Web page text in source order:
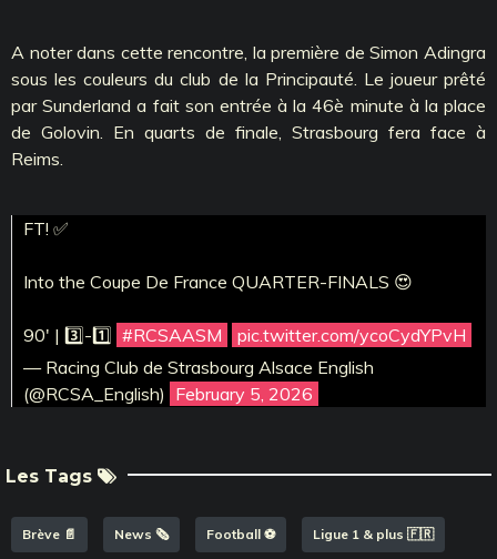
A noter dans cette rencontre, la première de Simon Adingra
sous les couleurs du club de la Principauté. Le joueur prêté
par Sunderland a fait son entrée à la 46è minute à la place
de Golovin. En quarts de finale, Strasbourg fera face à
Reims.
FT! ✅
Into the Coupe De France QUARTER-FINALS 😍
90' | 3️⃣-1️⃣ #RCSAASM
pic.twitter.com/ycoCydYPvH
— Racing Club de Strasbourg Alsace English
(@RCSA_English) February 5, 2026
Les Tags
Brève 📄 News 🗞️ Football ⚽️ Ligue 1 & plus 🇫🇷